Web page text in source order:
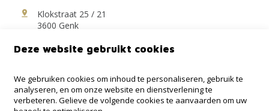
Klokstraat 25 / 21
3600 Genk
+32 499 30 87 87
Deze website gebruikt cookies
We gebruiken cookies om inhoud te personaliseren, gebruik te
analyseren, en om onze website en dienstverlening te
verbeteren. Gelieve de volgende cookies te aanvaarden om uw